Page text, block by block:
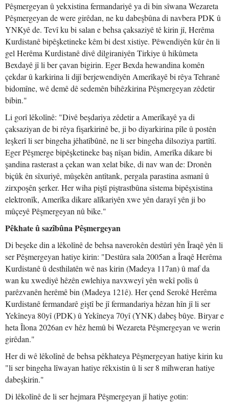
Pêşmergeyan û yekxistina fermandariyê ya di bin sîwana Wezareta
Pêşmergeyan de were girêdan, ne ku dabeşbûna di navbera PDK û
YNKyê de. Tevî ku bi salan e behsa çaksaziyê tê kirin jî, Herêma
Kurdistanê bipêşketineke kêm bi dest xistiye. Pêwendiyên kûr ên li
gel Herêma Kurdistanê divê dilgiraniyên Tirkiye û hikûmeta
Bexdayê jî li ber çavan bigirin. Eger Bexda hewandina komên
çekdar û karkirina li dijî berjewendiyên Amerîkayê bi rêya Tehranê
bidomîne, wê demê dê sedemên bihêzkirina Pêşmergeyan zêdetir
bibin."
Li gorî lêkolînê: "Divê beşdariya zêdetir a Amerîkayê ya di
çaksaziyan de bi rêya fişarkirinê be, ji bo diyarkirina pîle û postên
leşkerî li ser bingeha jêhatîbûnê, ne li ser bingeha dilsoziya partîtî.
Eger Pêşmerge bipêşketineke baş nîşan bidin, Amerîka dikare bi
şandina rasterast a çekan wan xelat bike, di nav wan de: Dronên
biçûk ên sîxuriyê, mûşekên antîtank, pergala parastina asmanî û
zirxpoşên şerker. Her wiha piştî piştrastbûna sîstema bipêşxistina
elektronîk, Amerîka dikare alîkariyên xwe yên darayî yên ji bo
mûçeyê Pêşmergeyan nû bike."
Pêkhate û sazîbûna Pêşmergeyan
Di beşeke din a lêkolînê de behsa naverokên destûrî yên Îraqê yên li
ser Pêşmergeyan hatiye kirin: "Destûra sala 2005an a Îraqê Herêma
Kurdistanê û desthilatên wê nas kirin (Madeya 117an) û maf da
wan ku xwediyê hêzên ewlehiya navxweyî yên wekî polîs û
parêzvanên herêmê bin (Madeya 121ê). Her çend Serokê Herêma
Kurdistanê fermandarê giştî be jî fermandariya hêzan hîn jî li ser
Yekîneya 80yî (PDK) û Yekîneya 70yî (YNK) dabeş bûye. Biryar e
heta Îlona 2026an ev hêz hemû bi Wezareta Pêşmergeyan ve werin
girêdan."
Her di wê lêkolînê de behsa pêkhateya Pêşmergeyan hatiye kirin ku
"li ser bingeha lîwayan hatiye rêkxistin û li ser 8 mîhweran hatiye
dabeşkirin."
Di lêkolînê de li ser hejmara Pêşmergeyan jî hatiye gotin: